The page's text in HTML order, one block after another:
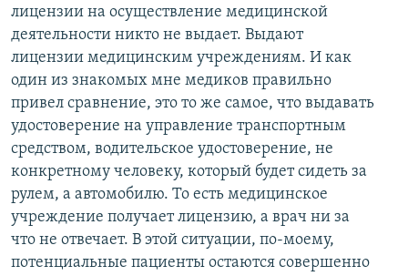
лицензии на осуществление медицинской
деятельности никто не выдает. Выдают
лицензии медицинским учреждениям. И как
один из знакомых мне медиков правильно
привел сравнение, это то же самое, что выдавать
удостоверение на управление транспортным
средством, водительское удостоверение, не
конкретному человеку, который будет сидеть за
рулем, а автомобилю. То есть медицинское
учреждение получает лицензию, а врач ни за
что не отвечает. В этой ситуации, по-моему,
потенциальные пациенты остаются совершенно